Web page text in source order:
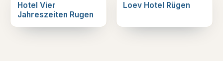
Hotel Vier
Jahreszeiten Rugen
Loev Hotel Rügen